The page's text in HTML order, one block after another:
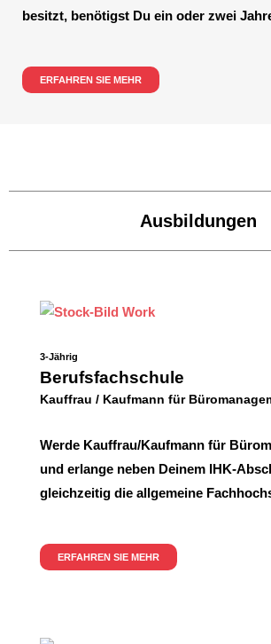
besitzt, benötigst Du ein oder zwei
ERFAHREN SIE MEHR
Ausbildungen
3-Jährig
Berufsfachschule
Kauffrau / Kaufmann für
Werde Kauffrau/Kaufmann für
und erlange neben Deinem IHK-
gleichzeitig die allgemeine
ERFAHREN SIE MEHR